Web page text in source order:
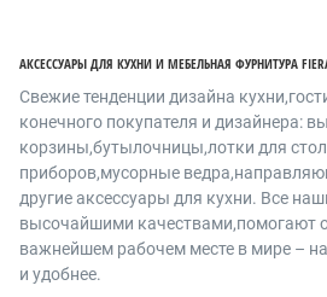
АКСЕССУАРЫ ДЛЯ КУХНИ И МЕБЕЛЬНАЯ ФУРНИТУРА
Cвежие тенденции дизайна
конечного покупателя и дизайнера:
корзины,бутылочницы,лотки для
приборов,мусорные
другие аксессуары для кухни. Все
высочайшими качествами,помогают
важнейшем рабочем месте в мире –
и удобнее.